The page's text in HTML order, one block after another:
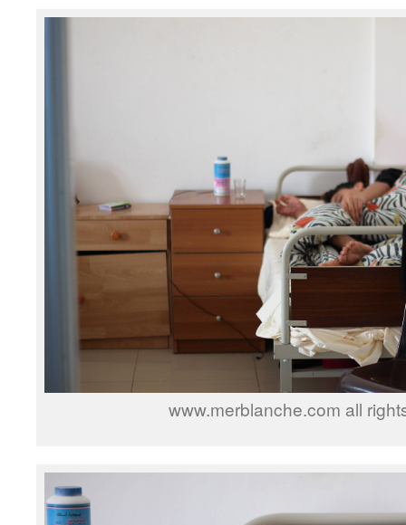
www.merblanche.com all